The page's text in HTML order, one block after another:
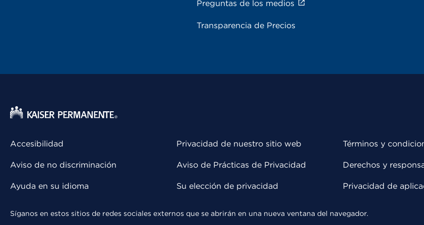
Preguntas de los medios
Transparencia de Precios
Accesibilidad
Aviso de no discriminación
Ayuda en su idioma
Privacidad de nuestro sitio web
Aviso de Prácticas de Privacidad
Su elección de privacidad
Términos y
Derechos y
Privacidad de
Síganos en estos sitios de redes sociales externos que se abrirán en una nueva ventana del navegador.